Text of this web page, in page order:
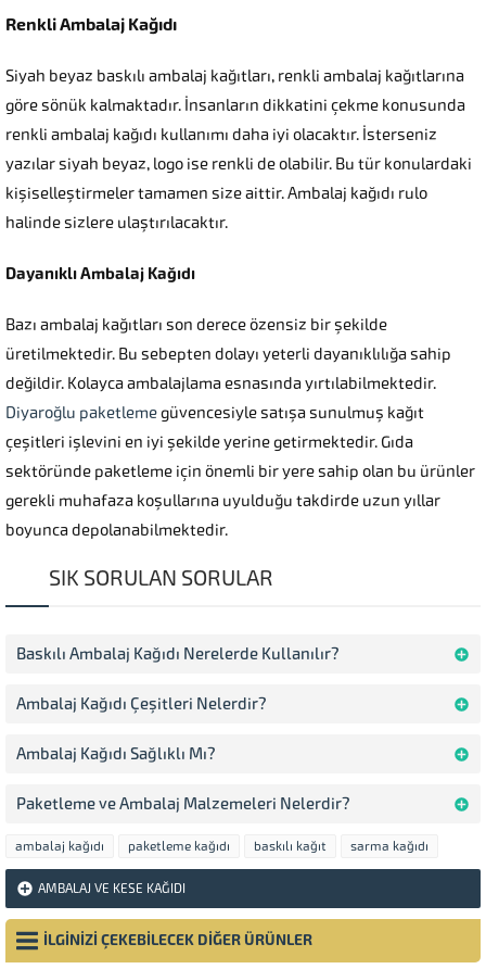
Renkli Ambalaj Kağıdı
Siyah beyaz baskılı ambalaj kağıtları, renkli ambalaj kağıtlarına
göre sönük kalmaktadır. İnsanların dikkatini çekme konusunda
renkli ambalaj kağıdı kullanımı daha iyi olacaktır. İsterseniz
yazılar siyah beyaz, logo ise renkli de olabilir. Bu tür konulardaki
kişiselleştirmeler tamamen size aittir. Ambalaj kağıdı rulo
halinde sizlere ulaştırılacaktır.
Dayanıklı Ambalaj Kağıdı
Bazı ambalaj kağıtları son derece özensiz bir şekilde
üretilmektedir. Bu sebepten dolayı yeterli dayanıklılığa sahip
değildir. Kolayca ambalajlama esnasında yırtılabilmektedir.
Diyaroğlu paketlemegüvencesiyle satışa sunulmuş kağıt
çeşitleri işlevini en iyi şekilde yerine getirmektedir. Gıda
sektöründe paketleme için önemli bir yere sahip olan bu ürünler
gerekli muhafaza koşullarına uyulduğu takdirde uzun yıllar
boyunca depolanabilmektedir.
SIK SORULAN SORULAR
Baskılı Ambalaj Kağıdı Nerelerde Kullanılır?
Ambalaj Kağıdı Çeşitleri Nelerdir?
Ambalaj Kağıdı Sağlıklı Mı?
Paketleme ve Ambalaj Malzemeleri Nelerdir?
ambalaj kağıdı paketleme kağıdı baskılı kağıt sarma kağıdı
AMBALAJ VE KESE KAĞIDI
İLGİNİZİ ÇEKEBİLECEK DİĞER ÜRÜNLER